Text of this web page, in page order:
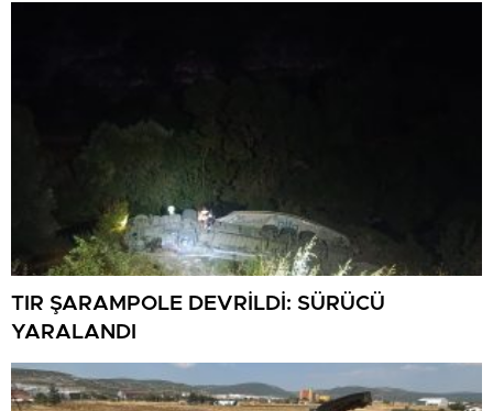
TIR ŞARAMPOLE DEVRİLDİ: SÜRÜCÜ
YARALANDI